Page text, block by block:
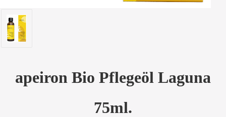
apeiron Bio Pflegeöl Laguna
75ml.